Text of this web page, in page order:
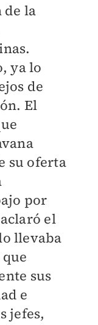
la
ya lo
de
El
su oferta
por
el
llevaba
sus
e
jefes,